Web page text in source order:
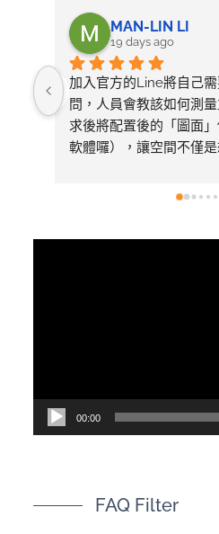
MAN-LIN LI
19 days ago
加入官方的Line將自己
問，人員會教該如何測
求後將配置後的「圖面
軟體囉），讓空間不僅
採訪總公司，內容有詳
00:00
FAQ Filter